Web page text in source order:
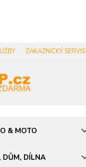
ZÁKAZNICKÝ SERVIS
& MOTO
DŮM, DÍLNA